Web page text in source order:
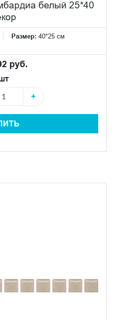
белый 25*40
Размер: 40*25 см
руб.
+